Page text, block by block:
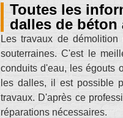
Toutes les
dalles de béton
Les travaux de
souterraines. C'est le
conduits d'eau, les égouts
les dalles, il est possible
travaux. D'après ce
réparations nécessaires.